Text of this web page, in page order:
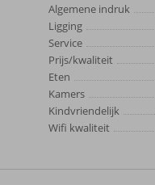
Algemene indruk
Ligging
Service
Prijs/kwaliteit
Eten
Kamers
Kindvriendelijk
Wifi kwaliteit